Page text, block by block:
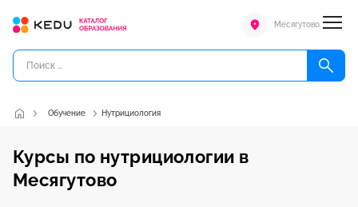
Месягутово
Обучение Нутрициология
Курсы по нутрициологии в
Месягутово